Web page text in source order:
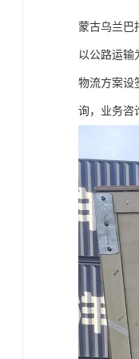
蒙古乌兰巴
以公路运输
物流方案设
询，业务咨